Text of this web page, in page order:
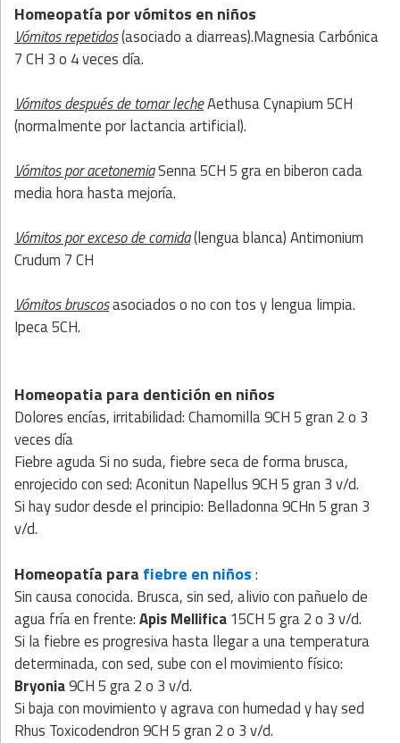
Homeopatía por vómitos en niños
Vómitos repetidos(asociado a diarreas).Magnesia Carbónica
7 CH 3 o 4 veces día.
Vómitos después de tomar lecheAethusa Cynapium 5CH
(normalmente por lactancia artificial).
Vómitos por acetonemiaSenna 5CH 5 gra en biberon cada
media hora hasta mejoría.
Vómitos por exceso de comida(lengua blanca) Antimonium
Crudum 7 CH
Vómitos bruscosasociados o no con tos y lengua limpia.
Ipeca 5CH.
Homeopatia para dentición en niños
Dolores encías, irritabilidad: Chamomilla 9CH 5 gran 2 o 3
veces día
Fiebre aguda Si no suda, fiebre seca de forma brusca,
enrojecido con sed: Aconitun Napellus 9CH 5 gran 3 v/d.
Si hay sudor desde el principio: Belladonna 9CHn 5 gran 3
v/d.
Homeopatía para fiebre en niños:
Sin causa conocida. Brusca, sin sed, alivio con pañuelo de
agua fría en frente:Apis Mellifica15CH 5 gra 2 o 3 v/d.
Si la fiebre es progresiva hasta llegar a una temperatura
determinada, con sed, sube con el movimiento físico:
Bryonia9CH 5 gra 2 o 3 v/d.
Si baja con movimiento y agrava con humedad y hay sed
Rhus Toxicodendron 9CH 5 gran 2 o 3 v/d.